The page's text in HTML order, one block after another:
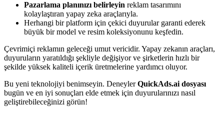
Pazarlama planınızı belirleyin reklam tasarımını
kolaylaştıran yapay zeka araçlarıyla.
Herhangi bir platform için çekici duyurular garanti ederek
büyük bir model ve resim koleksiyonunu keşfedin.
Çevrimiçi reklamın geleceği umut vericidir. Yapay zekanın araçları,
duyuruların yaratıldığı şekliyle değişiyor ve şirketlerin hızlı bir
şekilde yüksek kaliteli içerik üretmelerine yardımcı oluyor.
Bu yeni teknolojiyi benimseyin. DeneylerQuickAds.ai dosyası
bugün ve en iyi sonuçları elde etmek için duyurularınızı nasıl
geliştirebileceğinizi görün!